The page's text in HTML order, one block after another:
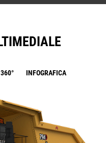
INFOGRAFICA